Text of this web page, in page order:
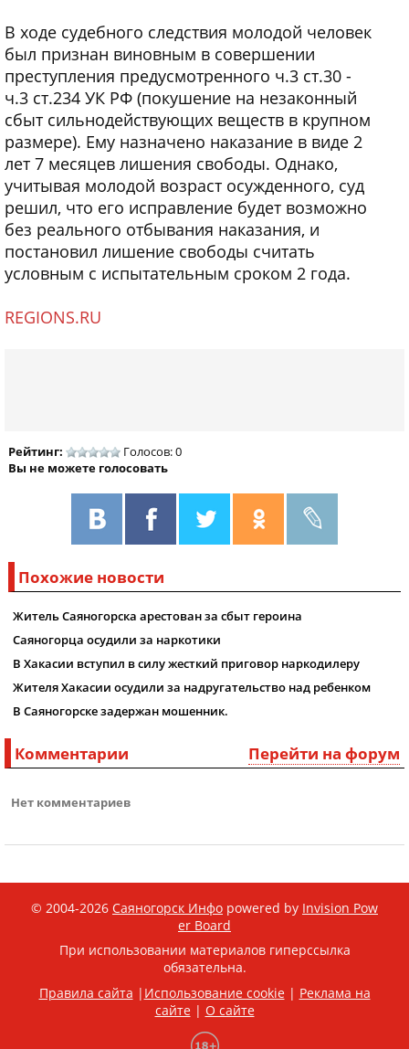
В ходе судебного следствия молодой человек
был признан виновным в совершении
преступления предусмотренного ч.3 ст.30 -
ч.3 ст.234 УК РФ (покушение на незаконный
сбыт сильнодействующих веществ в крупном
размере). Ему назначено наказание в виде 2
лет 7 месяцев лишения свободы. Однако,
учитывая молодой возраст осужденного, суд
решил, что его исправление будет возможно
без реального отбывания наказания, и
постановил лишение свободы считать
условным с испытательным сроком 2 года.
REGIONS.RU
Рейтинг:
Голосов: 0
Вы не можете голосовать
Похожие новости
Житель Саяногорска арестован за сбыт героина
Саяногорца осудили за наркотики
В Хакасии вступил в силу жесткий приговор наркодилеру
Жителя Хакасии осудили за надругательство над ребенком
В Саяногорске задержан мошенник.
Перейти на форум
Комментарии
Нет комментариев
© 2004-2026 Саяногорск Инфо powered by Invision Pow
er Board
При использовании материалов гиперссылка
обязательна.
Правила сайта | Использование cookie| Реклама на
сайте| О сайте